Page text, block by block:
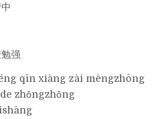
强
qīn xiàng zài mèngzhōng
zhǒngzhǒng